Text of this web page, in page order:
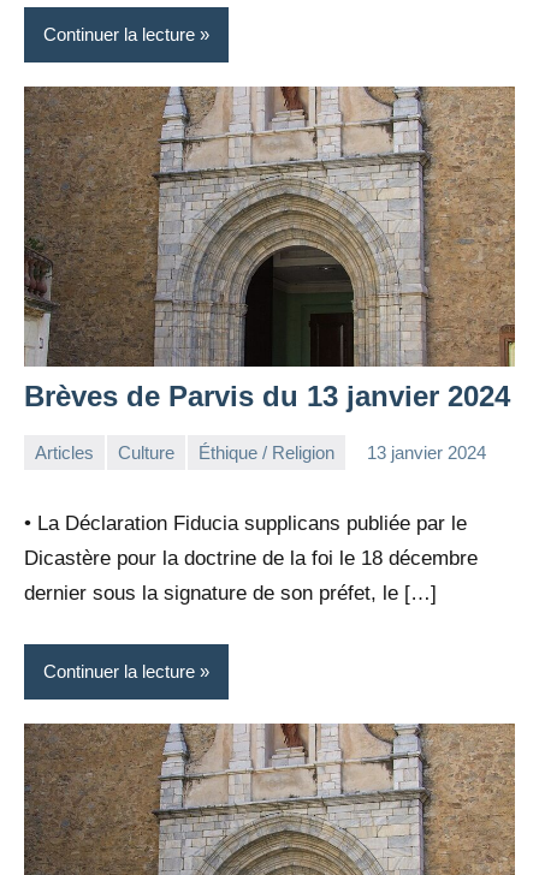
Continuer la lecture
Brèves de Parvis du 13 janvier 2024
Articles Culture Éthique / Religion 13 janvier 2024
• La Déclaration Fiducia supplicans publiée par le
Dicastère pour la doctrine de la foi le 18 décembre
dernier sous la signature de son préfet, le […]
Continuer la lecture